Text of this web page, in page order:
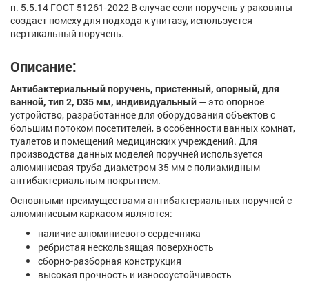
п. 5.5.14 ГОСТ 51261-2022 В случае если поручень у раковины
создает помеху для подхода к унитазу, используется
вертикальный поручень.
Описание:
Антибактериальный поручень, пристенный, опорный, для
ванной, тип 2, D35 мм, индивидуальный — это опорное
устройство, разработанное для оборудования объектов с
большим потоком посетителей, в особенности ванных комнат,
туалетов и помещений медицинских учреждений. Для
производства данных моделей поручней используется
алюминиевая труба диаметром 35 мм с полиамидным
антибактериальным покрытием.
Основными преимуществами антибактериальных поручней с
алюминиевым каркасом являются:
наличие алюминиевого сердечника
ребристая нескользящая поверхность
сборно-разборная конструкция
высокая прочность и износоустойчивость